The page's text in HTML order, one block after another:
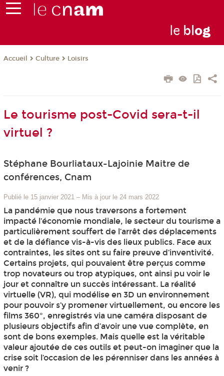
le blog
Accueil Culture Loisirs
Le tourisme post-Covid sera-t-il
virtuel ?
Stéphane Bourliataux-Lajoinie Maitre de
conférences, Cnam
Publié le 15 janvier 2021 – Mis à jour le 24 mars 2022
La pandémie que nous traversons a fortement
impacté l’économie mondiale, le secteur du tourisme a
particulièrement souffert de l’arrêt des déplacements
et de la défiance vis-à-vis des lieux publics. Face aux
contraintes, les sites ont su faire preuve d’inventivité.
Certains projets, qui pouvaient être perçus comme
trop novateurs ou trop atypiques, ont ainsi pu voir le
jour et connaître un succès intéressant. La réalité
virtuelle (VR), qui modélise en 3D un environnement
pour pouvoir s’y promener virtuellement, ou encore les
films 360°, enregistrés via une caméra disposant de
plusieurs objectifs afin d’avoir une vue complète, en
sont de bons exemples. Mais quelle est la véritable
valeur ajoutée de ces outils et peut-on imaginer que la
crise soit l’occasion de les pérenniser dans les années à
venir ?